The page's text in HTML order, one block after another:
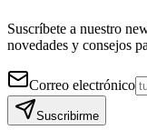
Suscríbete a nuestro
novedades y consejos
Correo electrónico
Suscribirme